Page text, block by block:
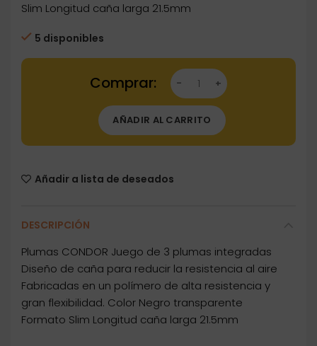
Slim Longitud caña larga 21.5mm
5 disponibles
Dartstore Plumas CONDOR Roja Shape Corta
AÑADIR AL CARRITO
Añadir a lista de deseados
DESCRIPCIÓN
Plumas CONDOR Juego de 3 plumas integradas
Diseño de caña para reducir la resistencia al aire
Fabricadas en un polímero de alta resistencia y
gran flexibilidad. Color Negro transparente
Formato Slim Longitud caña larga 21.5mm